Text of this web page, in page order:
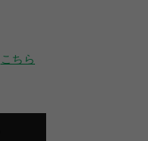
こちら